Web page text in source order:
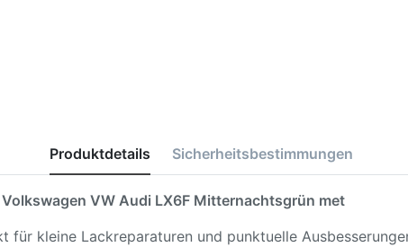
Produktdetails Sicherheitsbestimmungen
Volkswagen VW Audi LX6F Mitternachtsgrün met
kleine Lackreparaturen und punktuelle